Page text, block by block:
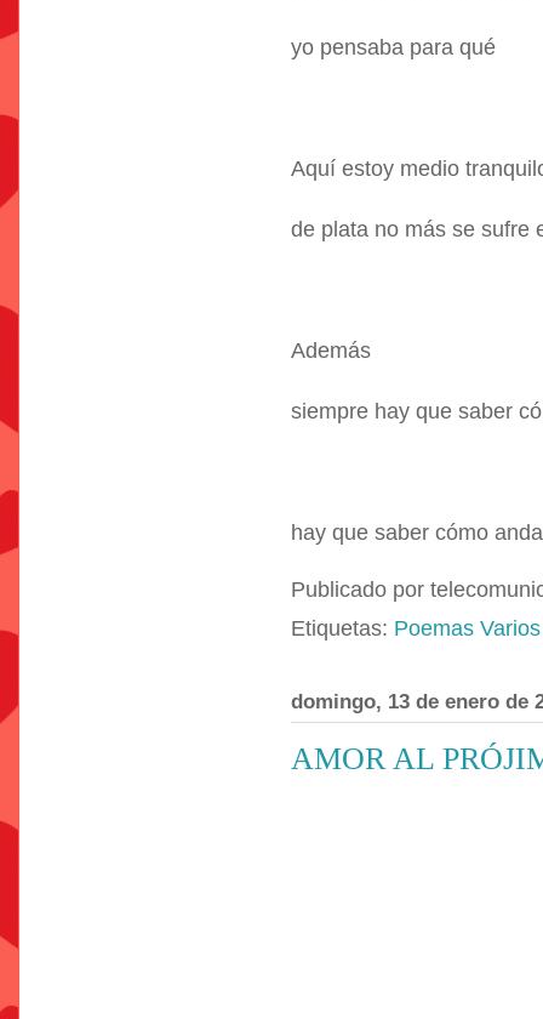
yo pensaba para qué
Aquí estoy medio
de plata no más se sufre
Además
siempre hay que saber
hay que saber cómo
Publicado por
Etiquetas: Poemas Varios
domingo, 13 de enero de
AMOR AL